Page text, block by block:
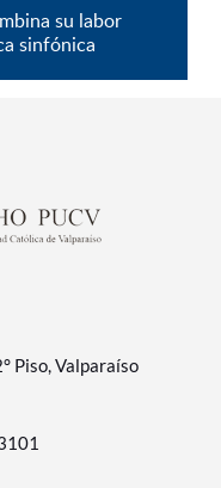
su labor
sinfónica
Piso, Valparaíso